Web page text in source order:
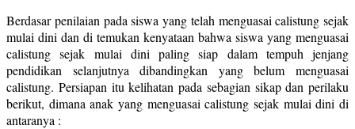
Berdasar penilaian pada siswa yang telah menguasai calistung sejak
mulai dini dan di temukan kenyataan bahwa siswa yang menguasai
calistung sejak mulai dini paling siap dalam tempuh jenjang
pendidikan selanjutnya dibandingkan yang belum menguasai
calistung. Persiapan itu kelihatan pada sebagian sikap dan perilaku
berikut, dimana anak yang menguasai calistung sejak mulai dini di
antaranya :